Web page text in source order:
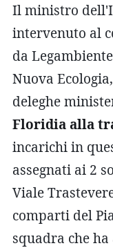
Il ministro
intervenuto al
da
Nuova
deleghe
Floridia alla
incarichi in
assegnati ai 2
Viale
comparti del
squadra che